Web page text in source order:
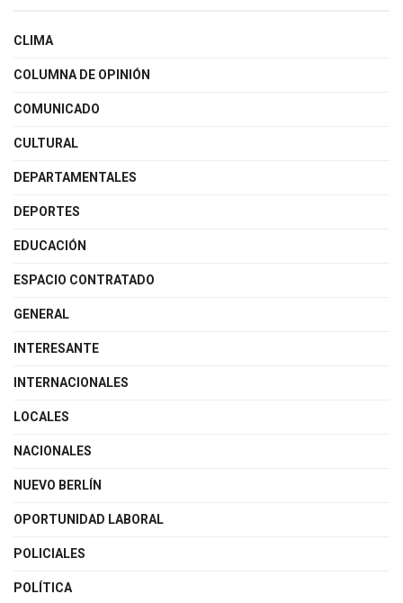
CLIMA
COLUMNA DE OPINIÓN
COMUNICADO
CULTURAL
DEPARTAMENTALES
DEPORTES
EDUCACIÓN
ESPACIO CONTRATADO
GENERAL
INTERESANTE
INTERNACIONALES
LOCALES
NACIONALES
NUEVO BERLÍN
OPORTUNIDAD LABORAL
POLICIALES
POLÍTICA